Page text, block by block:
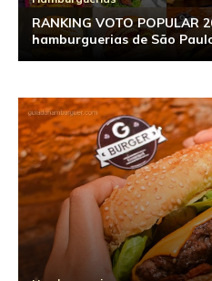
RANKING VOTO POPULAR
hamburguerias de São